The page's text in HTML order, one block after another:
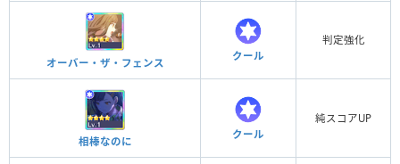
オーバー・ザ・フェンス
クール
判定強化
相棒なのに
クール
純スコアUP